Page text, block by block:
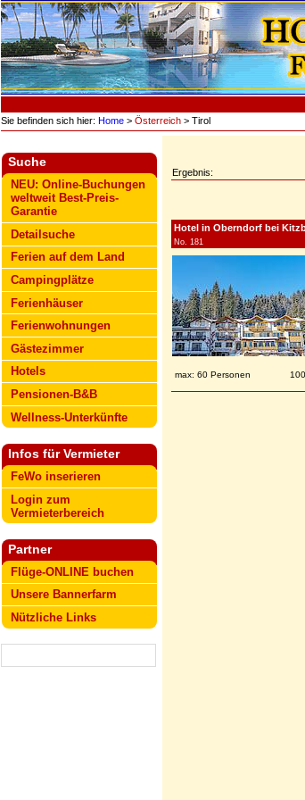
Sie befinden sich hier: Home> Österreich> Tirol
Suche
NEU: Online-Buchungen
weltweit Best-Preis-
Garantie
Detailsuche
Ferien auf dem Land
Campingplätze
Ferienhäuser
Ferienwohnungen
Gästezimmer
Hotels
Pensionen-B&B
Wellness-Unterkünfte
Infos für Vermieter
FeWo inserieren
Login zum
Vermieterbereich
Partner
Flüge-ONLINE buchen
Unsere Bannerfarm
Nützliche Links
Ergebnis:
Hotel in Oberndorf bei
No. 181
max: 60 Personen